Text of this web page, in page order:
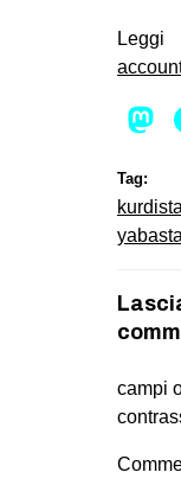
Leggi
Tag:
campi